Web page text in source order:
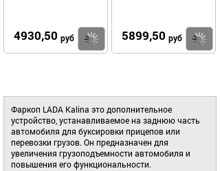
4930,50 руб Купить
5899,50 руб
Фаркоп LADA Kalina это дополнительное
устройство, устанавливаемое на заднюю часть
автомобиля для буксировки прицепов или
перевозки грузов. Он предназначен для
увеличения грузоподъемности автомобиля и
повышения его функциональности.